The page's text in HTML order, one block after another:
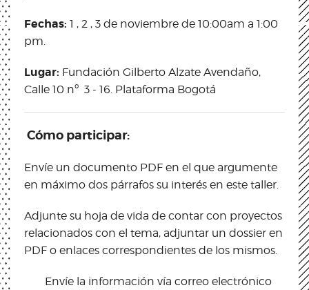
Fechas: 1 , 2 , 3 de noviembre de 10:00am a 1:00
pm.
Lugar: Fundación Gilberto Alzate Avendaño,
Calle 10 nº 3 - 16. Plataforma Bogotá
Cómo participar:
Envíe un documento PDF en el que argumente
en máximo dos párrafos su interés en este taller.
Adjunte su hoja de vida de contar con proyectos
relacionados con el tema, adjuntar un dossier en
PDF o enlaces correspondientes de los mismos.
Envíe la información vía correo electrónico